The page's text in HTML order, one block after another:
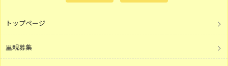
トップページ
里親募集